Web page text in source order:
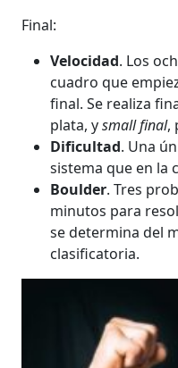
Final:
Velocidad. Los
cuadro que
final. Se realiza
plata, ysmall final,
Dificultad. Una
sistema que en la
Boulder. Tres
minutos para
se determina del
clasificatoria.